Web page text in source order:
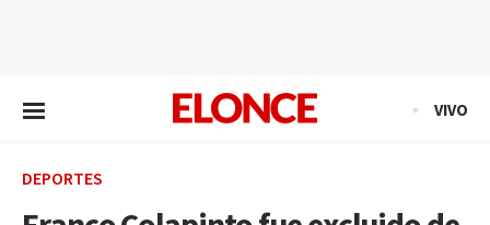
VIVO
DEPORTES